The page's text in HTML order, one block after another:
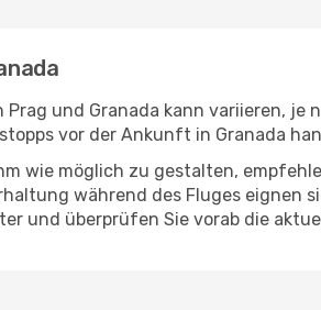
Prag und Granada kann variieren,
vor der Ankunft in Granada
wie möglich zu gestalten,
während des Fluges eignen
und überprüfen Sie vorab die